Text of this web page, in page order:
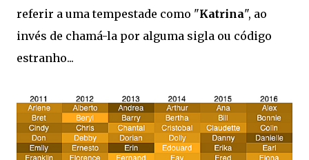
referir a uma tempestade como "Katrina", ao
invés de chamá-la por alguma sigla ou código
estranho...